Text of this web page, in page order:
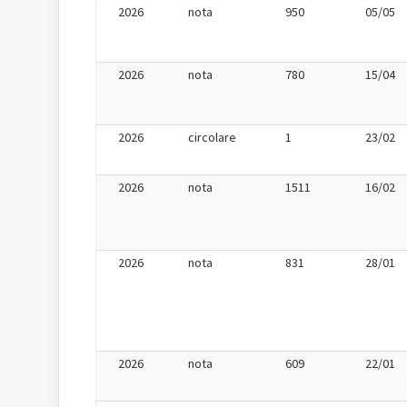
2026 nota 950 05/05
2026 nota 780 15/04
2026 circolare 1 23/02
2026 nota 1511 16/02
2026 nota 831 28/01
2026 nota 609 22/01